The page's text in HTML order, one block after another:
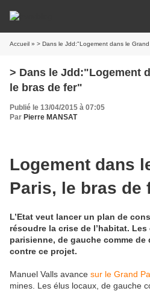
Accueil » > Dans le Jdd:"Logement dans le
> Dans le Jdd:"Logement
le bras de fer"
Publié le 13/04/2015 à 07:05
Par Pierre MANSAT
Logement dans
Paris, le bras de
L’Etat veut lancer un plan de
résoudre la crise de l’habitat.
parisienne, de gauche comme
contre ce projet.
Manuel Valls avance sur le Grand
mines. Les élus locaux, de gauche